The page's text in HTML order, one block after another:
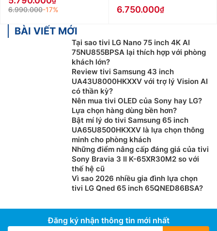
6.990.000-17% 6.750.000
BÀI VIẾT MỚI
Tại sao tivi LG Nano 75 inch 4K AI
75NU855BPSA lại thích hợp với phòng
khách lớn?
Review tivi Samsung 43 inch
UA43U8000HKXXV với trợ lý Vision AI
có thần kỳ?
Nên mua tivi OLED của Sony hay LG?
Lựa chọn hàng dùng bền hơn?
Bật mí lý do tivi Samsung 65 inch
UA65U8500HKXXV là lựa chọn thông
minh cho phòng khách
Những điểm nâng cấp đáng giá của tivi
Sony Bravia 3 II K-65XR30M2 so với
thế hệ cũ
Vì sao 2026 nhiều gia đình lựa chọn
tivi LG Qned 65 inch 65QNED86BSA?
Đăng ký nhận thông tin mới nhất